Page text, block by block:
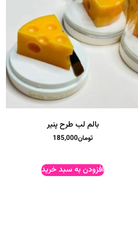
بالم لب طرح پنیر
تومان185,000
افزودن به سبد خرید